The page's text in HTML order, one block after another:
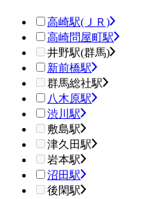
高崎駅(ＪＲ)
高崎問屋町駅
井野駅(群馬)
新前橋駅
群馬総社駅
八木原駅
渋川駅
敷島駅
津久田駅
岩本駅
沼田駅
後閑駅